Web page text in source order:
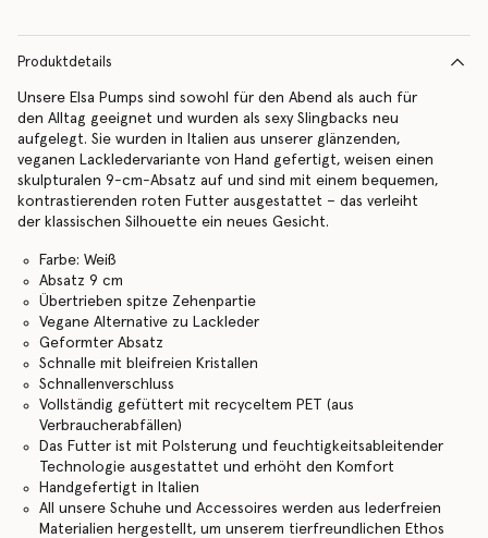
Produktdetails
Unsere Elsa Pumps sind sowohl für den Abend als auch für
den Alltag geeignet und wurden als sexy Slingbacks neu
aufgelegt. Sie wurden in Italien aus unserer glänzenden,
veganen Lackledervariante von Hand gefertigt, weisen einen
skulpturalen 9-cm-Absatz auf und sind mit einem bequemen,
kontrastierenden roten Futter ausgestattet – das verleiht
der klassischen Silhouette ein neues Gesicht.
Farbe: Weiß
Absatz 9 cm
Übertrieben spitze Zehenpartie
Vegane Alternative zu Lackleder
Geformter Absatz
Schnalle mit bleifreien Kristallen
Schnallenverschluss
Vollständig gefüttert mit recyceltem PET (aus
Verbraucherabfällen)
Das Futter ist mit Polsterung und feuchtigkeitsableitender
Technologie ausgestattet und erhöht den Komfort
Handgefertigt in Italien
All unsere Schuhe und Accessoires werden aus lederfreien
Materialien hergestellt, um unserem tierfreundlichen Ethos